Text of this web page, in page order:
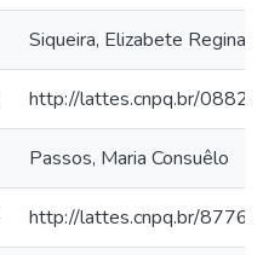
Siqueira, Elizabete Regina
http://lattes.cnpq.br/
Passos, Maria Consuêlo
http://lattes.cnpq.br/